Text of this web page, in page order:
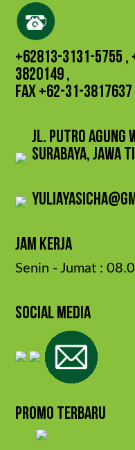
+62813-3131-5755
3820149 ,
FAX +62-31-3817637
Jl. Putro Agung
Surabaya, Jawa
jam kerja
Senin - Jumat :
SOCIAL MEDIA
PROMO TERBARU